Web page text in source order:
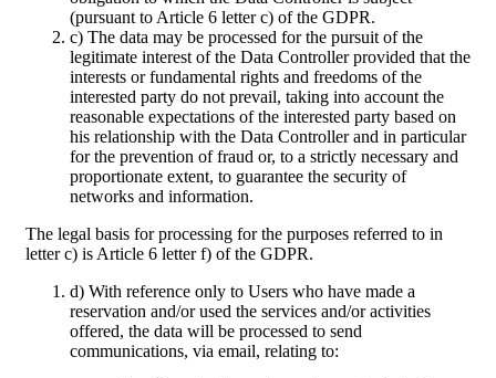
(pursuant to Article 6 letter c) of the GDPR.
c) The data may be processed for the pursuit of the
legitimate interest of the Data Controller provided that the
interests or fundamental rights and freedoms of the
interested party do not prevail, taking into account the
reasonable expectations of the interested party based on
his relationship with the Data Controller and in particular
for the prevention of fraud or, to a strictly necessary and
proportionate extent, to guarantee the security of
networks and information.
The legal basis for processing for the purposes referred to in
letter c) is Article 6 letter f) of the GDPR.
d) With reference only to Users who have made a
reservation and/or used the services and/or activities
offered, the data will be processed to send
communications, via email, relating to: